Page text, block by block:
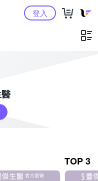
購物中心登入
TOP 3